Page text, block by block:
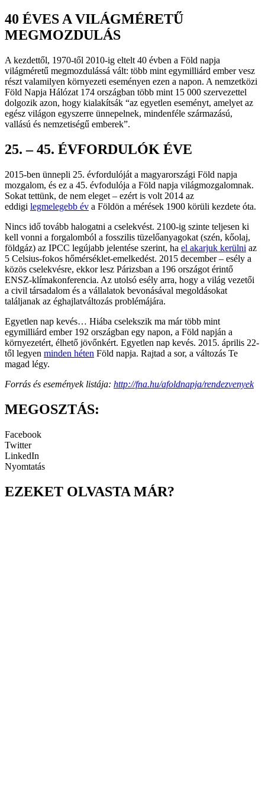
40 ÉVES A VILÁGMÉRETŰ
MEGMOZDULÁS
A kezdettől, 1970-től 2010-ig eltelt 40 évben a Föld napja
világméretű megmozdulássá vált: több mint egymilliárd ember vesz
részt valamilyen környezeti eseményen ezen a napon. A nemzetközi
Föld Napja Hálózat 174 országban több mint 15 000 szervezettel
dolgozik azon, hogy kialakítsák “az egyetlen eseményt, amelyet az
egész világon egyszerre ünnepelnek, mindenféle származású,
vallású és nemzetiségű emberek”.
25. – 45. ÉVFORDULÓK ÉVE
2015-ben ünnepli 25. évfordulóját a magyarországi Föld napja
mozgalom, és ez a 45. évfodulója a Föld napja világmozgalomnak.
Sokat tettünk, de nem eleget – ezért is volt 2014 az
eddigi legmelegebb év a Földön a mérések 1900 körüli kezdete óta.
Nincs idő tovább halogatni a cselekvést. 2100-ig szinte teljesen ki
kell vonni a forgalomból a fosszilis tüzelőanyagokat (szén, kőolaj,
földgáz) az IPCC legújabb jelentése szerint, ha el akarjuk kerülni az
5 Celsius-fokos hőmérséklet-emelkedést. 2015 december – esély a
közös cselekvésre, ekkor lesz Párizsban a 196 országot érintő
ENSZ-klímakonferencia. Az utolsó esély arra, hogy a világ vezetői
a civil társadalom és a vállalatok bevonásával megoldásokat
találjanak az éghajlatváltozás problémájára.
Egyetlen nap kevés… Hiába cselekszik ma már több mint
egymilliárd ember 192 országban egy napon, a Föld napján a
környezetért, élhető jövőnkért. Egyetlen nap kevés. 2015. április 22-
től legyen minden héten Föld napja. Rajtad a sor, a változás Te
magad légy.
Forrás és események listája: http://fna.hu/afoldnapja/rendezvenyek
MEGOSZTÁS:
Facebook
Twitter
LinkedIn
Nyomtatás
EZEKET OLVASTA MÁR?